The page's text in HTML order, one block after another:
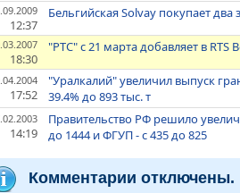
12:37
Бельгийская Solvay покупает
18:30
"РТС" с 21 марта добавляет в RTS
17:52
"Уралкалий" увеличил выпуск
39.4% до 893 тыс. т
14:19
Правительство РФ решило
до 1444 и ФГУП - с 435 до 825
Комментарии отключены.